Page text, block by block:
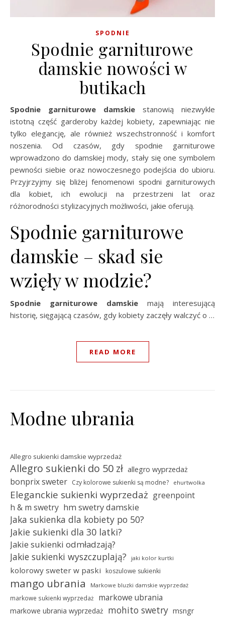
SPODNIE
Spodnie garniturowe
damskie nowości w
butikach
Spodnie garniturowe damskie stanowią niezwykle
istotną część garderoby każdej kobiety, zapewniając nie
tylko elegancję, ale również wszechstronność i komfort
noszenia. Od czasów, gdy spodnie garniturowe
wprowadzono do damskiej mody, stały się one symbolem
pewności siebie oraz nowoczesnego podejścia do ubioru.
Przyjrzyjmy się bliżej fenomenowi spodni garniturowych
dla kobiet, ich ewolucji na przestrzeni lat oraz
różnorodności stylizacyjnych możliwości, jakie oferują.
Spodnie garniturowe
damskie – skad sie
wzięły w modzie?
Spodnie garniturowe damskie mają interesującą
historię, sięgającą czasów, gdy kobiety zaczęły walczyć o …
READ MORE
Modne ubrania
Allegro sukienki damskie wyprzedaż
Allegro sukienki do 50 zł allegro wyprzedaż
bonprix sweter Czy kolorowe sukienki są modne? ehurtwolka
Eleganckie sukienki wyprzedaż greenpoint
h & m swetry hm swetry damskie
Jaka sukienka dla kobiety po 50?
Jakie sukienki dla 30 latki?
Jakie sukienki odmładzają?
Jakie sukienki wyszczuplają? jaki kolor kurtki
kolorowy sweter w paski koszulowe sukienki
mango ubrania Markowe bluzki damskie wyprzedaż
markowe sukienki wyprzedaż markowe ubrania
markowe ubrania wyprzedaż mohito swetry msngr